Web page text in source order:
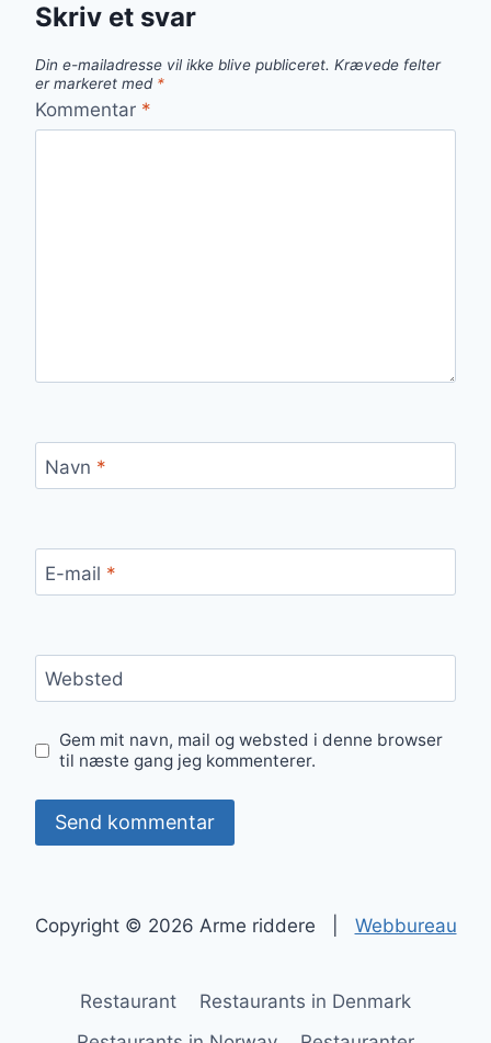
Skriv et svar
Din e-mailadresse vil ikke blive publiceret. Krævede felter
er markeret med *
Kommentar *
Navn *
E-mail *
Websted
Gem mit navn, mail og websted i denne browser
til næste gang jeg kommenterer.
Copyright © 2026 Arme riddere | Webbureau
Restaurant
Restaurants in Denmark